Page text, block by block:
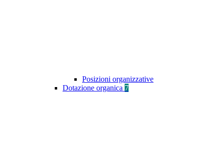
Posizioni organizzative
Dotazione organica 7